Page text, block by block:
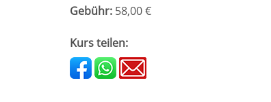
Gebühr: 58,00 €
Kurs teilen: